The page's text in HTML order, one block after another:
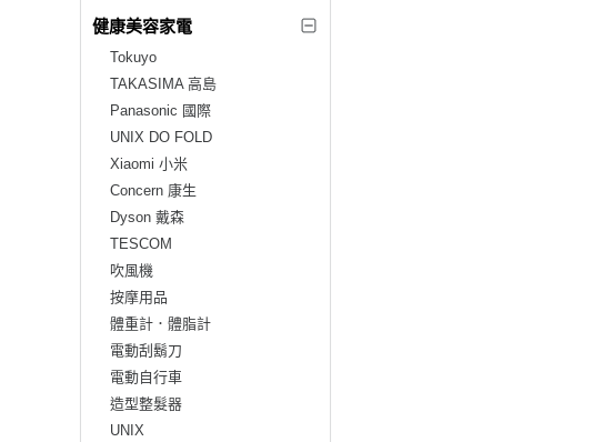
健康美容家電
Tokuyo
TAKASIMA 高島
Panasonic 國際
UNIX DO FOLD
Xiaomi 小米
Concern 康生
Dyson 戴森
TESCOM
吹風機
按摩用品
體重計．體脂計
電動刮鬍刀
電動自行車
造型整髮器
UNIX